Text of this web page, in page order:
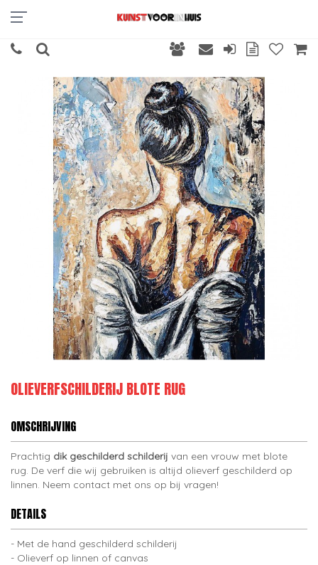
OLIEVERFSCHILDERIJ BLOTE RUG
OMSCHRIJVING
Prachtig dik geschilderd schilderij van een vrouw met blote
rug. De verf die wij gebruiken is altijd olieverf geschilderd op
linnen. Neem contact met ons op bij vragen!
DETAILS
Met de hand geschilderd schilderij
Olieverf op linnen of canvas